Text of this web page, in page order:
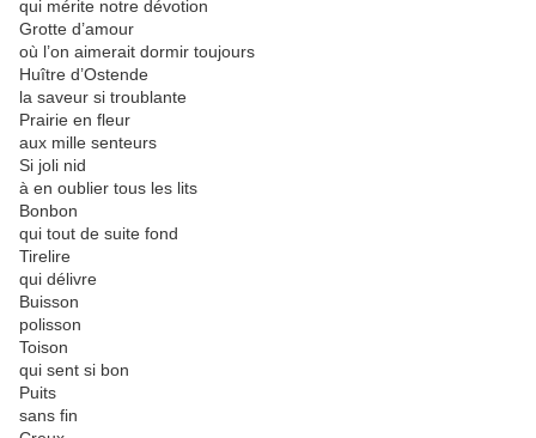
qui mérite notre dévotion
Grotte d’amour
où l’on aimerait dormir toujours
Huître d’Ostende
la saveur si troublante
Prairie en fleur
aux mille senteurs
Si joli nid
à en oublier tous les lits
Bonbon
qui tout de suite fond
Tirelire
qui délivre
Buisson
polisson
Toison‭
qui sent si bon
Puits
sans fin